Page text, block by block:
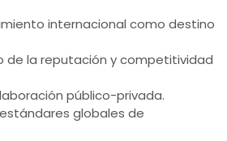
internacional como destino
de la reputación y competitividad
público-privada.
globales de